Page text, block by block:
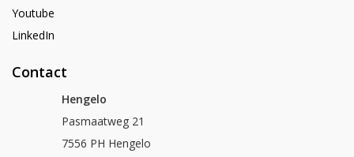
Youtube
LinkedIn
Contact
Hengelo
Pasmaatweg 21
7556 PH Hengelo